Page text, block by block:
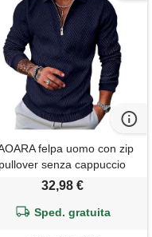
felpa uomo con zip
pullover senza cappuccio
invernale maglia manica
xxl
32,98 €
Sped. gratuita